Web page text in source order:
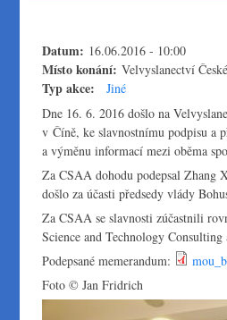
Datum: 16.06.2016 - 10:00
Místo konání: Velvyslanectví
Typ akce:
Jiné
Dne 16. 6. 2016 došlo na
v Číně, ke slavnostnímu podpisu a
a výměnu informací mezi oběma
Za CSAA dohodu podepsal Zhang
došlo za účasti předsedy vlády
Za CSAA se slavnosti zúčastnili
Science and Technology
Podepsané memerandum:
Foto © Jan Fridrich